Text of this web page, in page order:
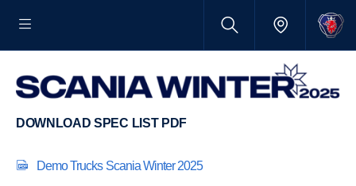
DOWNLOAD SPEC LIST PDF
Demo Trucks Scania Winter 2025